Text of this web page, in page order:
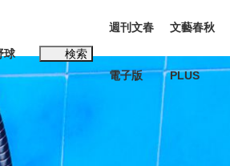
球 検索
週刊文春
電子版
文藝春秋
PLUS